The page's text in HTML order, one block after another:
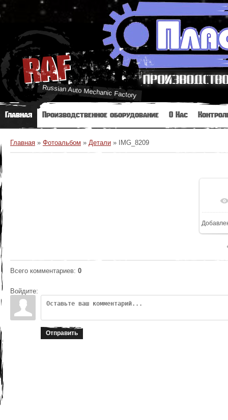
RAF
Russian Auto Mechanic Factory
Главная Производственное оборудование О Нас
Главная » Фотоальбом » Детали » IMG_8209
Всего комментариев: 0
Войдите:
Отправить